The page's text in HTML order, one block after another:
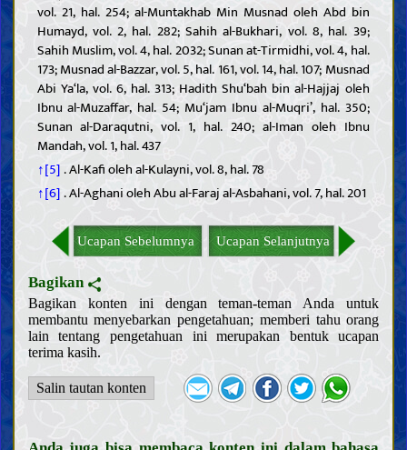
vol. 21, hal. 254; al-Muntakhab Min Musnad oleh Abd bin
Humayd, vol. 2, hal. 282; Sahih al-Bukhari, vol. 8, hal. 39;
Sahih Muslim, vol. 4, hal. 2032; Sunan at-Tirmidhi, vol. 4, hal.
173; Musnad al-Bazzar, vol. 5, hal. 161, vol. 14, hal. 107; Musnad
Abi Ya‘la, vol. 6, hal. 313; Hadith Shu‘bah bin al-Hajjaj oleh
Ibnu al-Muzaffar, hal. 54; Mu‘jam Ibnu al-Muqri’, hal. 350;
Sunan al-Daraqutni, vol. 1, hal. 240; al-Iman oleh Ibnu
Mandah, vol. 1, hal. 437
↑[5]. Al-Kafi oleh al-Kulayni, vol. 8, hal. 78
↑[6]. Al-Aghani oleh Abu al-Faraj al-Asbahani, vol. 7, hal. 201
Ucapan Sebelumnya Ucapan Selanjutnya
Bagikan
Bagikan konten ini dengan teman-teman Anda untuk
membantu menyebarkan pengetahuan; memberi tahu orang
lain tentang pengetahuan ini merupakan bentuk ucapan
terima kasih.
Salin tautan konten